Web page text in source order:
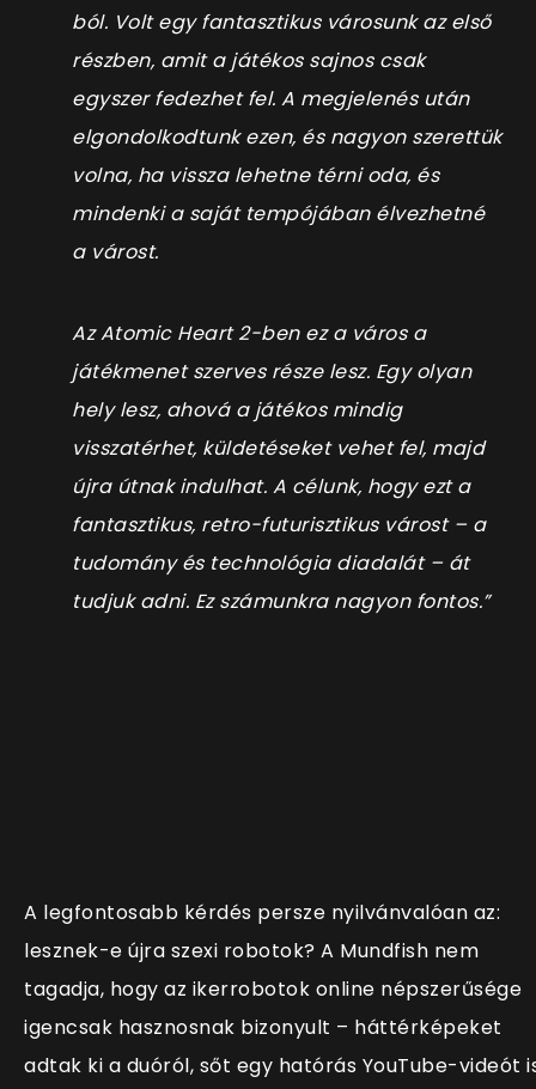
ból. Volt egy fantasztikus városunk az első
részben, amit a játékos sajnos csak
egyszer fedezhet fel. A megjelenés után
elgondolkodtunk ezen, és nagyon szerettük
volna, ha vissza lehetne térni oda, és
mindenki a saját tempójában élvezhetné
a várost.
Az Atomic Heart 2-ben ez a város a
játékmenet szerves része lesz. Egy olyan
hely lesz, ahová a játékos mindig
visszatérhet, küldetéseket vehet fel, majd
újra útnak indulhat. A célunk, hogy ezt a
fantasztikus, retro-futurisztikus várost – a
tudomány és technológia diadalát – át
tudjuk adni. Ez számunkra nagyon fontos.”
A legfontosabb kérdés persze nyilvánvalóan az:
lesznek-e újra szexi robotok? A Mundfish nem
tagadja, hogy az ikerrobotok online népszerűsége
igencsak hasznosnak bizonyult – háttérképeket
adtak ki a duóról, sőt egy hatórás YouTube-videót